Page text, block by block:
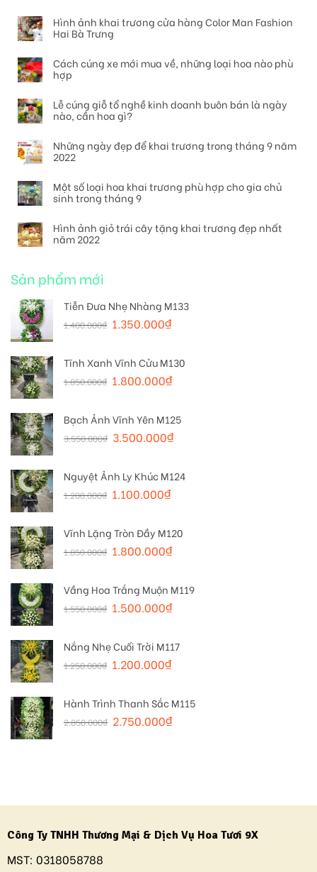
Hình ảnh khai trương cửa hàng Color Man Fashion
Hai Bà Trưng
Cách cúng xe mới mua về, những loại hoa nào phù
hợp
Lễ cúng giỗ tổ nghề kinh doanh buôn bán là ngày
nào, cần hoa gì?
Những ngày đẹp để khai trương trong tháng 9 năm
2022
Một số loại hoa khai trương phù hợp cho gia chủ
sinh trong tháng 9
Hình ảnh giỏ trái cây tặng khai trương đẹp nhất
năm 2022
Sản phẩm mới
Tiễn Đưa Nhẹ Nhàng M133
1.400.000₫ 1.350.000₫
Tĩnh Xanh Vĩnh Cửu M130
1.850.000₫ 1.800.000₫
Bạch Ảnh Vĩnh Yên M125
3.550.000₫ 3.500.000₫
Nguyệt Ảnh Ly Khúc M124
1.200.000₫ 1.100.000₫
Vĩnh Lặng Tròn Đầy M120
1.850.000₫ 1.800.000₫
Vầng Hoa Trắng Muộn M119
1.550.000₫ 1.500.000₫
Nắng Nhẹ Cuối Trời M117
1.250.000₫ 1.200.000₫
Hành Trình Thanh Sắc M115
2.850.000₫ 2.750.000₫
Công Ty TNHH Thương Mại & Dịch Vụ Hoa Tươi 9X
MST: 0318058788